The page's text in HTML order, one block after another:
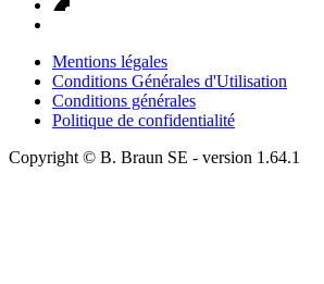
Mentions légales
Conditions Générales d'Utilisation
Conditions générales
Politique de confidentialité
Copyright © B. Braun SE - version 1.64.1